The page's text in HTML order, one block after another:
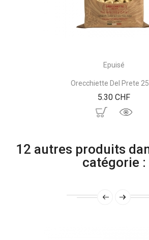
Epuisé
Orecchiette Del Prete
5.30 CHFPrix
12 autres produits
catégorie :